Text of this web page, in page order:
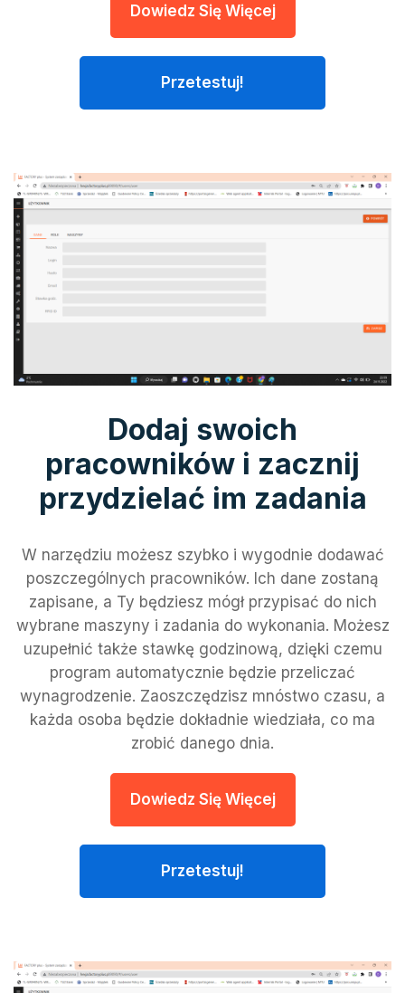
Dowiedz Się Więcej
Przetestuj!
Dodaj swoich
pracowników i zacznij
przydzielać im zadania
W narzędziu możesz szybko i wygodnie dodawać
poszczególnych pracowników. Ich dane zostaną
zapisane, a Ty będziesz mógł przypisać do nich
wybrane maszyny i zadania do wykonania. Możesz
uzupełnić także stawkę godzinową, dzięki czemu
program automatycznie będzie przeliczać
wynagrodzenie. Zaoszczędzisz mnóstwo czasu, a
każda osoba będzie dokładnie wiedziała, co ma
zrobić danego dnia.
Dowiedz Się Więcej
Przetestuj!